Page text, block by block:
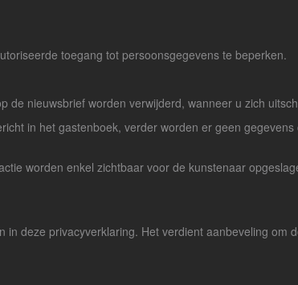
toegang tot persoonsgegevens te beperken.
de nieuwsbrief worden verwijderd, wanneer u zich
in het gastenboek, verder worden er geen
worden enkel zichtbaar voor de kunstenaar
deze privacyverklaring. Het verdient aanbeveling om